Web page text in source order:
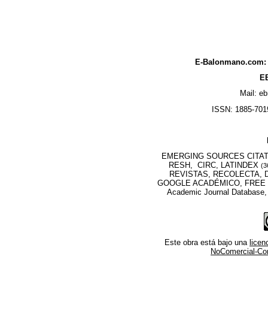
E-
Mail:
ISSN: 1885-
EMERGING SOURCES
RESH, CIRC, LATINDEX
REVISTAS, RECOLECTA,
GOOGLE ACADÉMICO,
Academic Journal
Este obra está bajo una
NoComercial-